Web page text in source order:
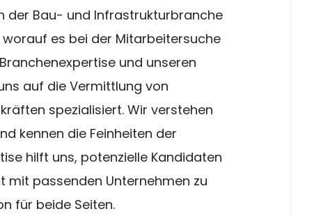
der Bau- und Infrastrukturbranche
worauf es bei der Mitarbeitersuche
und unseren
auf die Vermittlung von
spezialisiert. Wir verstehen
kennen die Feinheiten der
hilft uns, potenzielle Kandidaten
mit passenden Unternehmen zu
für beide Seiten.